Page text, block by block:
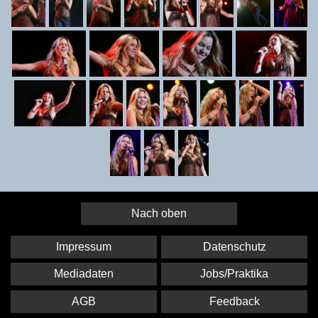
Nach oben
Impressum Datenschutz
Mediadaten Jobs/Praktika
AGB Feedback